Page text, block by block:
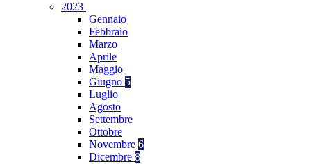
2023
Gennaio
Febbraio
Marzo
Aprile
Maggio
Giugno 5
Luglio
Agosto
Settembre
Ottobre
Novembre 6
Dicembre 8